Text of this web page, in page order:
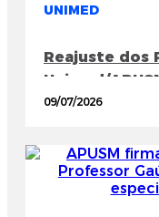
UNIMED
Reajuste dos
Unimed/
2027
09/07/2026